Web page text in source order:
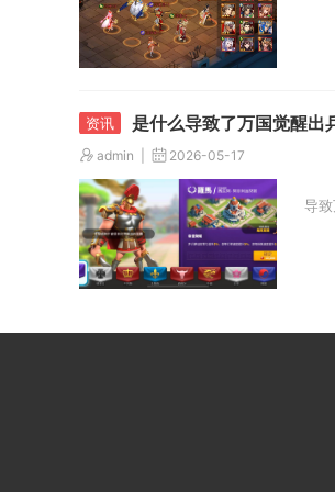
是什么导致了万国觉醒出
admin 2026-05-17
导